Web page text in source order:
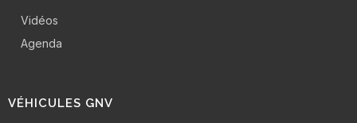
Vidéos
Agenda
VÉHICULES GNV